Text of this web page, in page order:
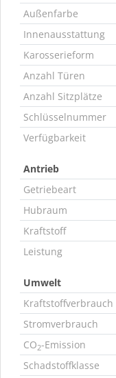
Außenfarbe
Innenausstattung
Karosserieform
Anzahl Türen
Anzahl Sitzplätze
Schlüsselnummer
Verfügbarkeit
Antrieb
Getriebeart
Hubraum
Kraftstoff
Leistung
Umwelt
Kraftstoffverbrauch
Stromverbrauch
CO2-Emission
Schadstoffklasse